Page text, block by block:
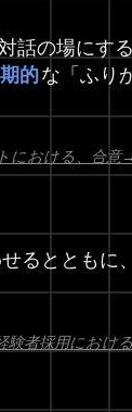
話の場にす
的な「ふり
における、合意
るとともに
験者採用におけ